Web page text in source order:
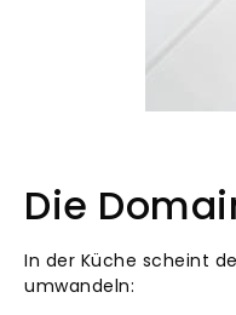
Die
In der Küche scheint
umwandeln: